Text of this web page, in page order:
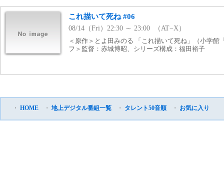
これ描いて死ね #06
08/14（Fri）22:30 ～ 23:00 （AT−X）
＜原作＞とよ田みのる 「これ描いて死ね」（小学館
フ＞監督：赤城博昭、シリーズ構成：福田裕子
・ HOME ・ 地上デジタル番組一覧 ・ タレント50音順 ・ お気に入り